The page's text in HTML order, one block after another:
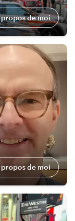
propos de moi
propos de moi